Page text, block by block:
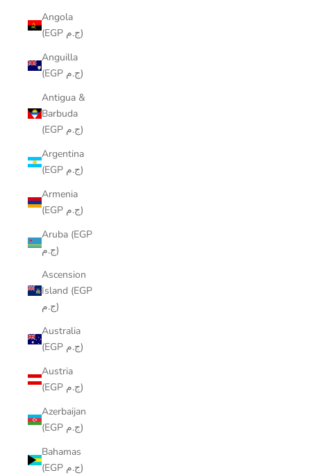
Angola
(EGP ج.م)
Anguilla
(EGP ج.م)
Antigua &
Barbuda
(EGP ج.م)
Argentina
(EGP ج.م)
Armenia
(EGP ج.م)
Aruba (EGP
ج.م)
Ascension
Island (EGP
ج.م)
Australia
(EGP ج.م)
Austria
(EGP ج.م)
Azerbaijan
(EGP ج.م)
Bahamas
(EGP ج.م)